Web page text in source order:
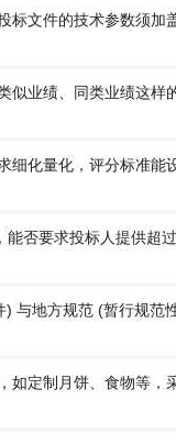
标文件的技术参数须加
似业绩、同类业绩这样
细化量化，评分标准能
能否要求投标人提供超
) 与地方规范 (暂行规范
如定制月饼、食物等，